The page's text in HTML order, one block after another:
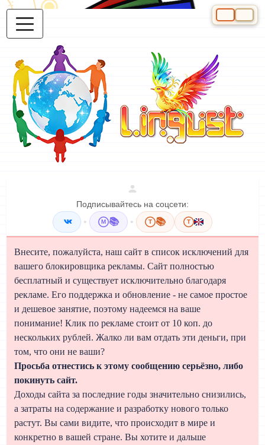
Подписывайтесь на соцсети:
• M 📚 • T 📚 T
Внесите, пожалуйста, наш сайт в список исключений для
вашего блокировщика рекламы. Сайт полностью
бесплатный и существует исключительно благодаря
рекламе. Его поддержка и обновление - не самое простое
и дешевое занятие, поэтому надеемся на ваше
понимание! Клик по рекламе стоит от 10 коп. до
нескольких рублей. Жалко ли вам отдать эти деньги, при
том, что они не ваши?
Просьба отнестись к этому сообщению серьёзно, либо
покинуть сайт.
Доходы сайта за последние годы значительно снизились,
а затраты на содержание и разработку нового только
растут. Вы сами видите, что происходит в мире и
конкретно в вашей стране. Вы хотите и дальше